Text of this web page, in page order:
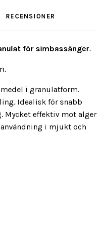
RECENSIONER
för simbassänger.
i granulatform.
Idealisk för snabb
Mycket effektiv mot alger
i mjukt och